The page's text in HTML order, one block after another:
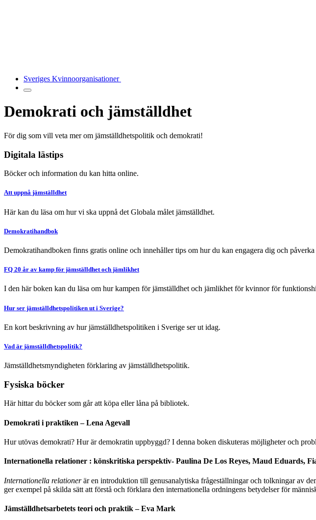
Sveriges Kvinnoorganisationer
Demokrati och jämställdhet
För dig som vill veta mer om jämställdhetspolitik och demokrati!
Digitala lästips
Böcker och information du kan hitta online.
Att uppnå jämställdhet
Här kan du läsa om hur vi ska uppnå det Globala målet jämställdhet.
Demokratihandbok
Demokratihandboken finns gratis online och innehåller tips om hur du kan engagera dig och påverka
FQ 20 år av kamp för jämställdhet och jämlikhet
I den här boken kan du läsa om hur kampen för jämställdhet och jämlikhet för kvinnor för
Hur ser jämställdhetspolitiken ut i Sverige?
En kort beskrivning av hur jämställdhetspolitiken i Sverige ser ut idag.
Vad är jämställdhetspolitik?
Jämställdhetsmyndigheten förklaring av jämställdhetspolitik.
Fysiska böcker
Här hittar du böcker som går att köpa eller låna på bibliotek.
Demokrati i praktiken – Lena Agevall
Hur utövas demokrati? Hur är demokratin uppbyggd? I denna boken diskuteras möjligheter och
Internationella relationer : könskritiska perspektiv- Paulina De Los Reyes, Maud Eduards,
Internationella relationerär en introduktion till genusanalytiska frågeställningar och tolkningar av
ger exempel på skilda sätt att förstå och förklara den internationella ordningens betydelser för
Jämställdhetsarbetets teori och praktik – Eva Mark